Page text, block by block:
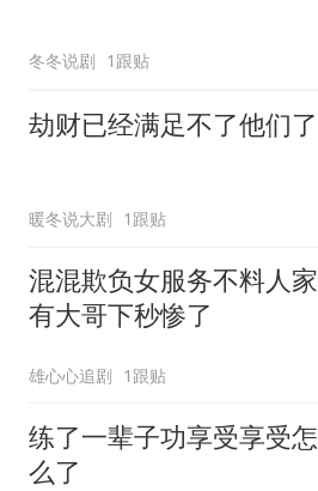
冬冬说剧 1跟贴
劫财已经满足不了他们了
暖冬说大剧 1跟贴
混混欺负女服务不料人家
有大哥下秒惨了
雄心心追剧 1跟贴
练了一辈子功享受享受怎
么了